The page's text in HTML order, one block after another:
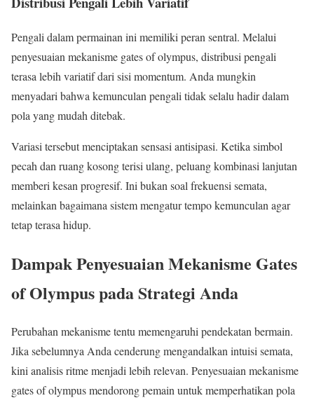
Pengali dalam permainan ini memiliki peran sentral. Melalui
penyesuaian mekanisme gates of olympus, distribusi pengali
terasa lebih variatif dari sisi momentum. Anda mungkin
menyadari bahwa kemunculan pengali tidak selalu hadir dalam
pola yang mudah ditebak.
Variasi tersebut menciptakan sensasi antisipasi. Ketika simbol
pecah dan ruang kosong terisi ulang, peluang kombinasi lanjutan
memberi kesan progresif. Ini bukan soal frekuensi semata,
melainkan bagaimana sistem mengatur tempo kemunculan agar
tetap terasa hidup.
Dampak Penyesuaian Mekanisme Gates
of Olympus pada Strategi Anda
Perubahan mekanisme tentu memengaruhi pendekatan bermain.
Jika sebelumnya Anda cenderung mengandalkan intuisi semata,
kini analisis ritme menjadi lebih relevan. Penyesuaian mekanisme
gates of olympus mendorong pemain untuk memperhatikan pola